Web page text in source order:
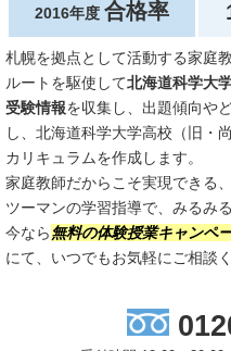
2016年度 合格率
札幌を拠点として活動する家庭
ルートを駆使して北海道科学大
受験情報を収集し、出題傾向や
し、北海道科学大学高校（旧・
カリキュラムを作成します。
家庭教師だからこそ実現できる
ツーマンの学習指導で、みるみ
今なら無料の体験授業キャンペ
にて、いつでもお気軽にご相談